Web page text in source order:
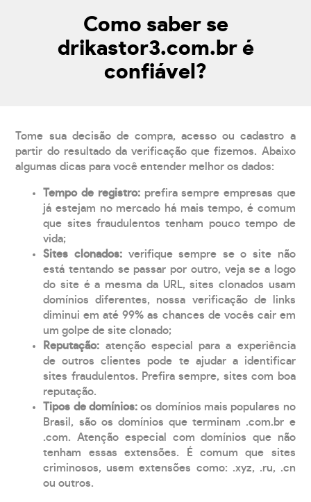
Como saber se
drikastor3.com.br é
confiável?
Tome sua decisão de compra, acesso ou cadastro a
partir do resultado da verificação que fizemos. Abaixo
algumas dicas para você entender melhor os dados:
Tempo de registro: prefira sempre empresas que
já estejam no mercado há mais tempo, é comum
que sites fraudulentos tenham pouco tempo de
vida;
Sites clonados: verifique sempre se o site não
está tentando se passar por outro, veja se a logo
do site é a mesma da URL, sites clonados usam
domínios diferentes, nossa verificação de links
diminui em até 99% as chances de vocês cair em
um golpe de site clonado;
Reputação: atenção especial para a experiência
de outros clientes pode te ajudar a identificar
sites fraudulentos. Prefira sempre, sites com boa
reputação.
Tipos de domínios:os domínios mais populares no
Brasil, são os domínios que terminam .com.br e
.com. Atenção especial com domínios que não
tenham essas extensões. É comum que sites
criminosos, usem extensões como: .xyz, .ru, .cn
ou outros.